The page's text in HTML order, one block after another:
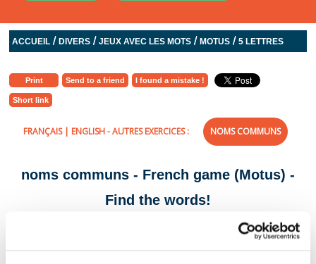
ACCUEIL /DIVERS /JEUX AVEC LES MOTS /MOTUS /5 LETTRES
Print Send to a friend I found a mistake !
Short link
FRANÇAIS| ENGLISH- AUTRES EXERCICES : NOMS COMMUNS
noms communs - French game (Motus) -
Find the words!
Find an an 5-letter common noun.